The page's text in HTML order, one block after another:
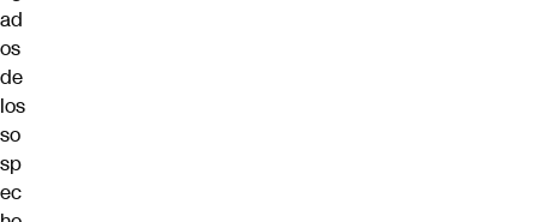
ad
os
de
los
so
sp
ec